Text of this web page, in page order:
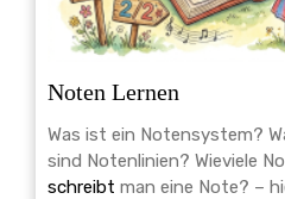
Noten Lernen
Was ist ein Notensystem?
sind Notenlinien? Wieviele
schreibt man eine Note? –